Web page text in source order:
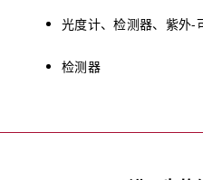
光度计、检测器、紫外-
检测器